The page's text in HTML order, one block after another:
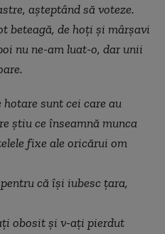
așteptând să voteze.
beteagă, de hoți și mârșavi
nu ne-am luat-o, dar unii
sunt cei care au
știu ce înseamnă munca
fixe ale oricărui om
că își iubesc țara,
obosit și v-ați pierdut